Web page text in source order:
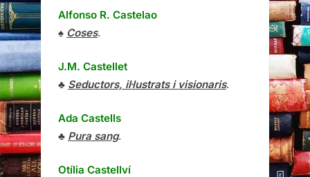
Alfonso R. Castelao
♠ Coses.
J.M. Castellet
♣ Seductors, il·lustrats i visionaris.
Ada Castells
♣ Pura sang.
Otília Castellví